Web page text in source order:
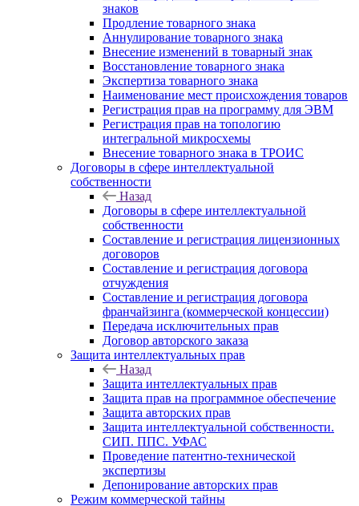
знаков
Продление товарного знака
Аннулирование товарного знака
Внесение изменений в товарный знак
Восстановление товарного знака
Экспертиза товарного знака
Наименование мест происхождения товаров
Регистрация прав на программу для ЭВМ
Регистрация прав на топологию
интегральной микросхемы
Внесение товарного знака в ТРОИС
Договоры в сфере интеллектуальной
собственности
Назад
Договоры в сфере интеллектуальной
собственности
Составление и регистрация лицензионных
договоров
Составление и регистрация договора
отчуждения
Составление и регистрация договора
франчайзинга (коммерческой концессии)
Передача исключительных прав
Договор авторского заказа
Защита интеллектуальных прав
Назад
Защита интеллектуальных прав
Защита прав на программное обеспечение
Защита авторских прав
Защита интеллектуальной собственности.
СИП. ППС. УФАС
Проведение патентно-технической
экспертизы
Депонирование авторских прав
Режим коммерческой тайны